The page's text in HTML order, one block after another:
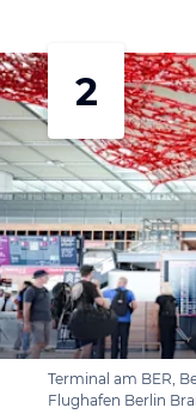
2
Terminal am BER,
Flughafen Berlin